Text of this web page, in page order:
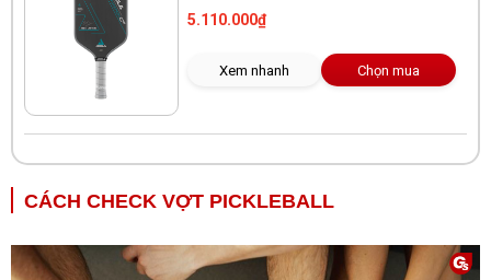
5.110.000₫
Xem nhanh Chọn mua
CÁCH CHECK VỢT PICKLEBALL